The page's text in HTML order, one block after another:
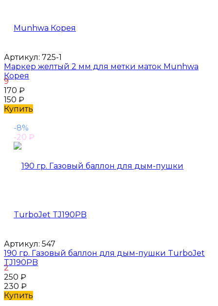
Артикул: 725-1
Маркер желтый 2 мм для метки маток Munhwa
Корея
9
170 ₽
150 ₽
Купить
-8%
-20 ₽
Артикул: 547
190 гр. Газовый баллон для дым-пушки TurboJet
TJ190PB
2
250 ₽
230 ₽
Купить